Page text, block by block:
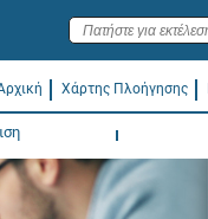
Χάρτης Πλοήγησης